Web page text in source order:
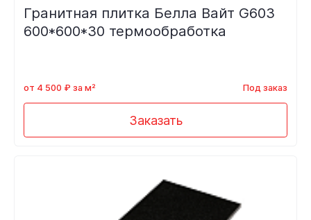
Гранитная плитка Белла Вайт G603
600*600*30 термообработка
от 4 500 ₽ за м² Под заказ
Заказать